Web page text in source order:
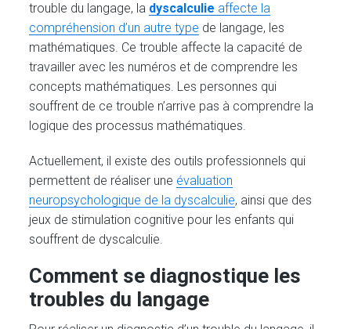
trouble du langage, la dyscalculie affecte la
compréhension d’un autre type de langage, les
mathématiques. Ce trouble affecte la capacité de
travailler avec les numéros et de comprendre les
concepts mathématiques. Les personnes qui
souffrent de ce trouble n’arrive pas à comprendre la
logique des processus mathématiques.
Actuellement, il existe des outils professionnels qui
permettent de réaliser une évaluation
neuropsychologique de la dyscalculie, ainsi que des
jeux de stimulation cognitive pour les enfants qui
souffrent de dyscalculie.
Comment se diagnostique les
troubles du langage